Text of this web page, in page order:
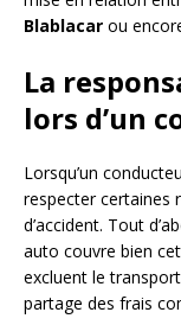
Blablacar ou
La
lors d’un
Lorsqu’un
respecter certaines
d’accident. Tout
auto couvre bien
excluent le
partage des frais